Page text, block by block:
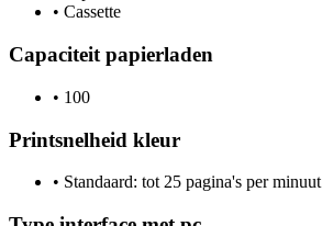
• Cassette
Capaciteit papierladen
• 100
Printsnelheid kleur
• Standaard: tot 25 pagina's per minuut